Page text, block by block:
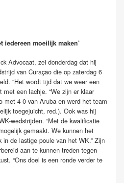
iedereen moeilijk maken’
Advocaat, zei donderdag dat hij
van Curaçao die op zaterdag 6
“Het wordt tijd dat we weer een
met een lachje. “We zijn er klaar
met 4-0 van Aruba en werd het team
toegejuicht, red.). Ook was hij
wedstrijden. “Met de kwalificatie
gemaakt. We kunnen het
de lastige poule van het WK.” Zijn
aan te kunnen treden tegen
“Ons doel is een ronde verder te